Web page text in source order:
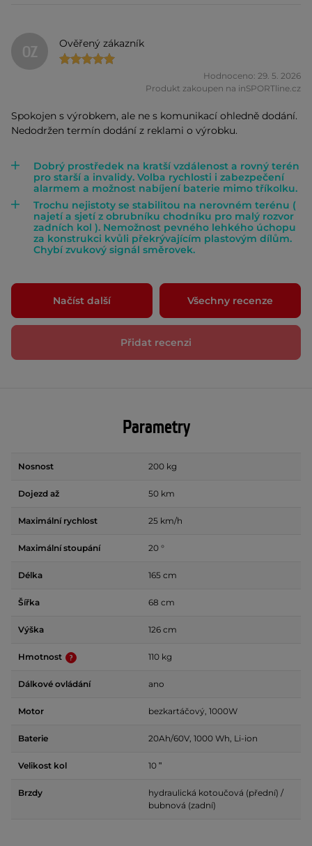
OZ Ověřený zákazník
Hodnoceno: 29. 5. 2026
Produkt zakoupen na inSPORTline.cz
Spokojen s výrobkem, ale ne s komunikací ohledně dodání.
Nedodržen termín dodání z reklami o výrobku.
Dobrý prostředek na kratší vzdálenost a rovný terén
pro starší a invalidy. Volba rychlosti i zabezpečení
alarmem a možnost nabíjení baterie mimo tříkolku.
Trochu nejistoty se stabilitou na nerovném terénu (
najetí a sjetí z obrubníku chodníku pro malý rozvor
zadních kol ). Nemožnost pevného lehkého úchopu
za konstrukci kvůli překrývajícím plastovým dílům.
Chybí zvukový signál směrovek.
Načíst další Všechny recenze
Přidat recenzi
Parametry
Nosnost 200 kg
Dojezd až 50 km
Maximální rychlost 25 km/h
Maximální stoupání 20 °
Délka 165 cm
Šířka 68 cm
Výška 126 cm
Hmotnost 110 kg
Dálkové ovládání ano
Motor bezkartáčový, 1000W
Baterie 20Ah/60V, 1000 Wh, Li-ion
Velikost kol 10 ʺ
Brzdy
hydraulická kotoučová (přední) /
bubnová (zadní)